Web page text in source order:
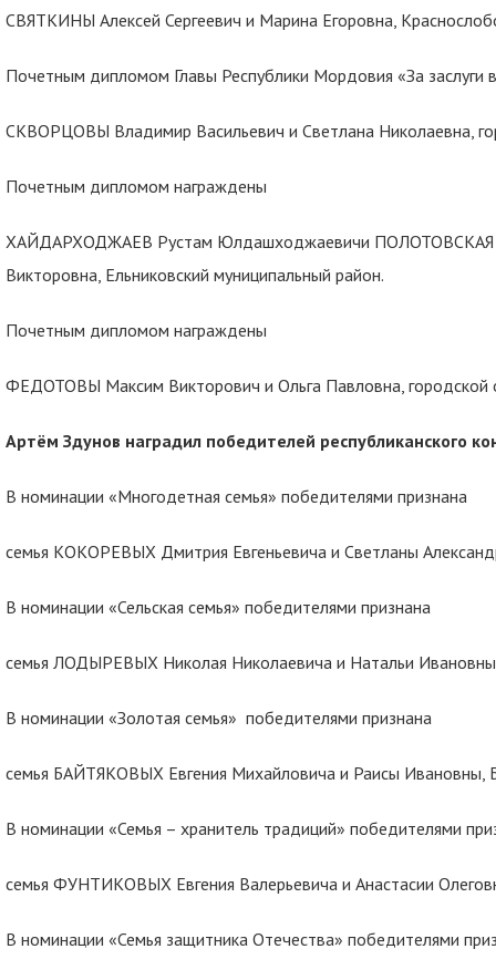
СВЯТКИНЫ Алексей Сергеевич и Марина Егоровна,
Почетным дипломом Главы Республики Мордовия «За заслуги
СКВОРЦОВЫ Владимир Васильевич и Светлана Николаевна,
Почетным дипломом награждены
ХАЙДАРХОДЖАЕВ Рустам Юлдашходжаевичи ПОЛОТОВСКАЯ
Викторовна, Ельниковский муниципальный район.
Почетным дипломом награждены
ФЕДОТОВЫ Максим Викторович и Ольга Павловна, городской
Артём Здунов наградил победителей республиканского
В номинации «Многодетная семья» победителями признана
семья КОКОРЕВЫХ Дмитрия Евгеньевича и Светланы
В номинации «Сельская семья» победителями признана
семья ЛОДЫРЕВЫХ Николая Николаевича и Натальи
В номинации «Золотая семья» победителями признана
семья БАЙТЯКОВЫХ Евгения Михайловича и Раисы Ивановны,
В номинации «Семья – хранитель традиций» победителями
семья ФУНТИКОВЫХ Евгения Валерьевича и Анастасии
В номинации «Семья защитника Отечества» победителями